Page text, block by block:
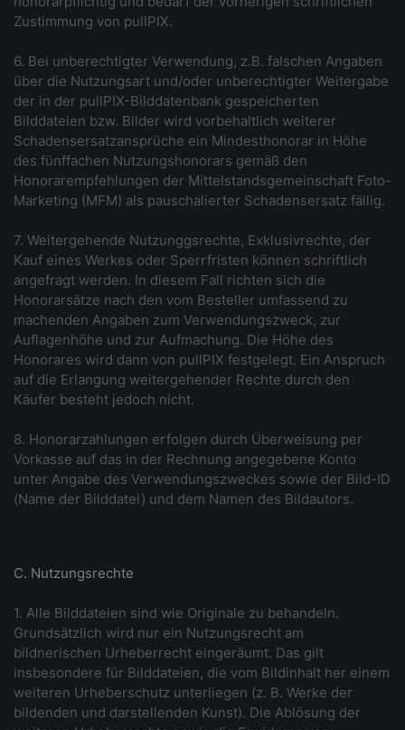
Zustimmung von pullPIX.
6. Bei unberechtigter Verwendung, z.B. falschen Angaben
über die Nutzungsart und/oder unberechtigter Weitergabe
der in der pullPIX-Bilddatenbank gespeicherten
Bilddateien bzw. Bilder wird vorbehaltlich weiterer
Schadensersatzansprüche ein Mindesthonorar in Höhe
des fünffachen Nutzungshonorars gemäß den
Honorarempfehlungen der Mittelstandsgemeinschaft Foto-
Marketing (MFM) als pauschalierter Schadensersatz fällig.
7. Weitergehende Nutzunggsrechte, Exklusivrechte, der
Kauf eines Werkes oder Sperrfristen können schriftlich
angefragt werden. In diesem Fall richten sich die
Honorarsätze nach den vom Besteller umfassend zu
machenden Angaben zum Verwendungszweck, zur
Auflagenhöhe und zur Aufmachung. Die Höhe des
Honorares wird dann von pullPIX festgelegt. Ein Anspruch
auf die Erlangung weitergehender Rechte durch den
Käufer besteht jedoch nicht.
8. Honorarzahlungen erfolgen durch Überweisung per
Vorkasse auf das in der Rechnung angegebene Konto
unter Angabe des Verwendungszweckes sowie der Bild-ID
(Name der Bilddatei) und dem Namen des Bildautors.
C. Nutzungsrechte
1. Alle Bilddateien sind wie Originale zu behandeln.
Grundsätzlich wird nur ein Nutzungsrecht am
bildnerischen Urheberrecht eingeräumt. Das gilt
insbesondere für Bilddateien, die vom Bildinhalt her einem
weiteren Urheberschutz unterliegen (z. B. Werke der
bildenden und darstellenden Kunst). Die Ablösung der